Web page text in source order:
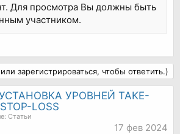
Для просмотра Вы должны быть
участником.
зарегистрироваться, чтобы ответить.)
УРОВНЕЙ TAKE-
LOSS
Статьи
17 фев 2024